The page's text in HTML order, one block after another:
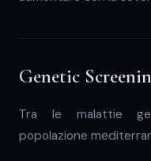
Genetic
Tra le malattie
popolazione